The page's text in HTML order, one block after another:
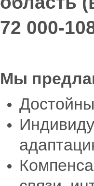
72 000-
Мы